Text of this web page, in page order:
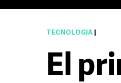
TECNOLOGÍA
El